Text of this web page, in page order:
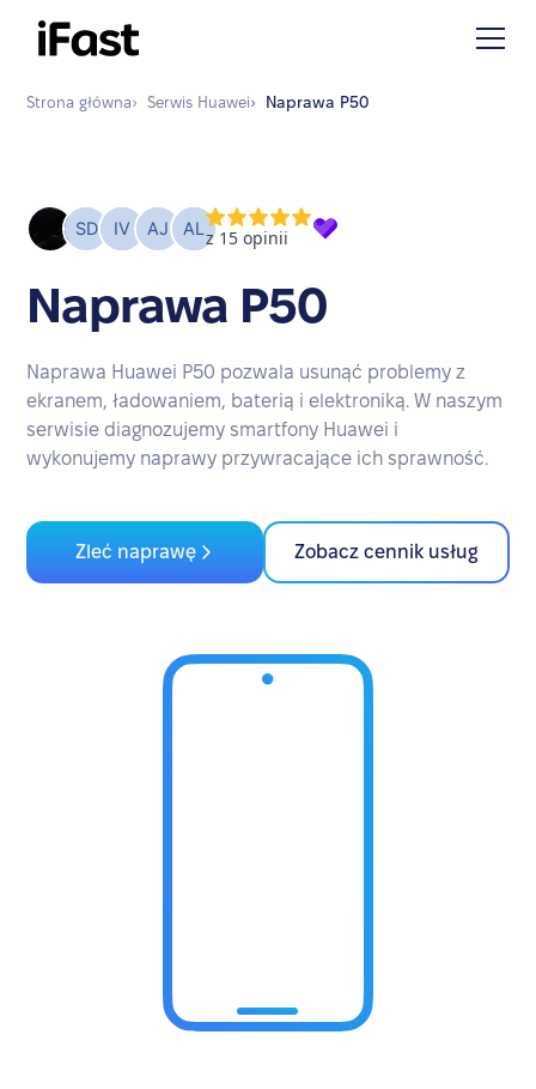
Strona główna› Serwis Huawei› Naprawa P50
Naprawa P50
Naprawa Huawei P50 pozwala usunąć problemy z
ekranem, ładowaniem, baterią i elektroniką. W naszym
serwisie diagnozujemy smartfony Huawei i
wykonujemy naprawy przywracające ich sprawność.
Zleć naprawę Zobacz cennik usług